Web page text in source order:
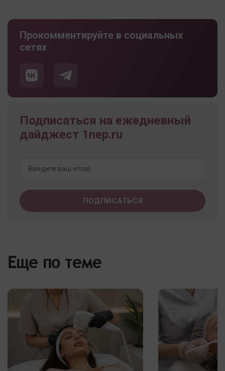
Прокомментируйте в социальных
сетях
Подписаться на ежедневный
дайджест 1nep.ru
Еще по теме